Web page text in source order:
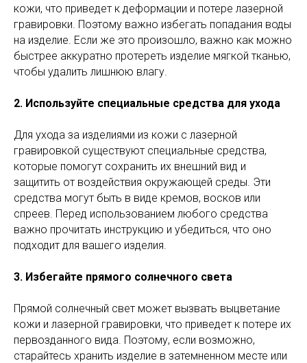
кожи, что приведет к деформации и потере лазерной
гравировки. Поэтому важно избегать попадания воды
на изделие. Если же это произошло, важно как можно
быстрее аккуратно протереть изделие мягкой тканью,
чтобы удалить лишнюю влагу.
2. Используйте специальные средства для ухода
Для ухода за изделиями из кожи с лазерной
гравировкой существуют специальные средства,
которые помогут сохранить их внешний вид и
защитить от воздействия окружающей среды. Эти
средства могут быть в виде кремов, восков или
спреев. Перед использованием любого средства
важно прочитать инструкцию и убедиться, что оно
подходит для вашего изделия.
3. Избегайте прямого солнечного света
Прямой солнечный свет может вызвать выцветание
кожи и лазерной гравировки, что приведет к потере их
первозданного вида. Поэтому, если возможно,
старайтесь хранить изделие в затемненном месте или